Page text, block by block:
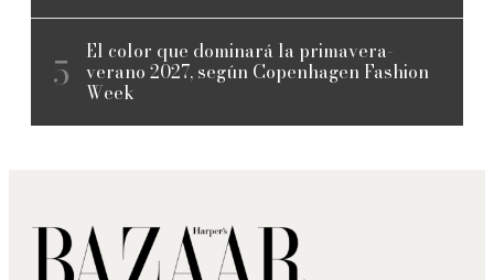
El color que dominará la primavera-
verano 2027, según Copenhagen Fashion
Week